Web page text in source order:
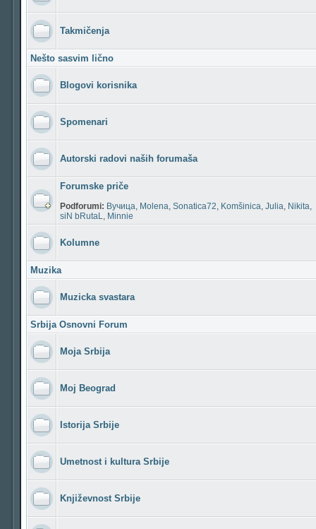
Takmičenja
Nešto sasvim lično
Blogovi korisnika
Spomenari
Autorski radovi naših forumaša
Forumske priče
Podforumi: Вучица, Molena, Sonatica72, Komšinica, Julia, Nikita,
siN bRutaL, Minnie
Kolumne
Muzika
Muzicka svastara
Srbija Osnovni Forum
Moja Srbija
Moj Beograd
Istorija Srbije
Umetnost i kultura Srbije
Književnost Srbije